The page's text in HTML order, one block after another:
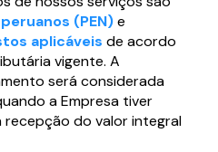
(PEN)e
aplicáveis de acordo
vigente. A
será considerada
a Empresa tiver
do valor integral